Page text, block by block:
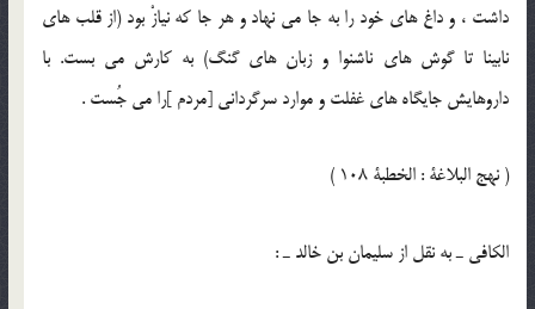
داشت ، و داغ هاى خود را به جا مى نهاد و هر جا كه نيازْ بود (از قلب هاى
نابينا تا گوش هاى ناشنوا و زبان هاى گنگ) به كارش مى بست. با
داروهايش جايگاه هاى غفلت و موارد سرگردانى [مردم ]را مى جُست .
( نهج البلاغة : الخطبة 108 )
الكافى ـ به نقل از سليمان بن خالد ـ :